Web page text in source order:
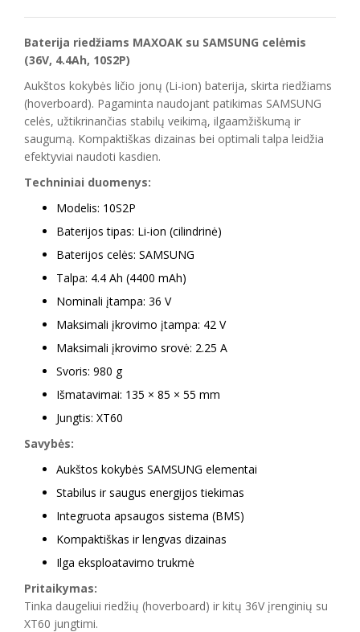
Baterija riedžiams MAXOAK su SAMSUNG celėmis
(36V, 4.4Ah, 10S2P)
Aukštos kokybės ličio jonų (Li-ion) baterija, skirta riedžiams
(hoverboard). Pagaminta naudojant patikimas SAMSUNG
celės, užtikrinančias stabilų veikimą, ilgaamžiškumą ir
saugumą. Kompaktiškas dizainas bei optimali talpa leidžia
efektyviai naudoti kasdien.
Techniniai duomenys:
Modelis: 10S2P
Baterijos tipas: Li-ion (cilindrinė)
Baterijos celės: SAMSUNG
Talpa: 4.4 Ah (4400 mAh)
Nominali įtampa: 36 V
Maksimali įkrovimo įtampa: 42 V
Maksimali įkrovimo srovė: 2.25 A
Svoris: 980 g
Išmatavimai: 135 × 85 × 55 mm
Jungtis: XT60
Savybės:
Aukštos kokybės SAMSUNG elementai
Stabilus ir saugus energijos tiekimas
Integruota apsaugos sistema (BMS)
Kompaktiškas ir lengvas dizainas
Ilga eksploatavimo trukmė
Pritaikymas:
Tinka daugeliui riedžių (hoverboard) ir kitų 36V įrenginių su
XT60 jungtimi.